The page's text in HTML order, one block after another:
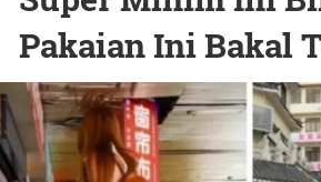
Pakaian Ini Bakal